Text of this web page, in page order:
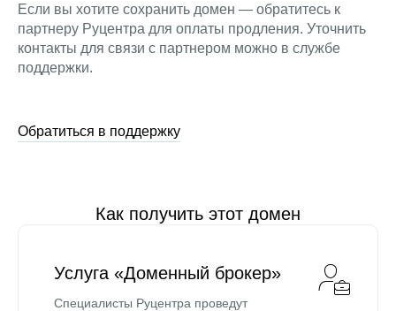
Если вы хотите сохранить домен — обратитесь к
партнеру Руцентра для оплаты продления. Уточнить
контакты для связи с партнером можно в службе
поддержки.
Обратиться в поддержку
Как получить этот домен
Услуга «Доменный брокер»
Специалисты Руцентра проведут